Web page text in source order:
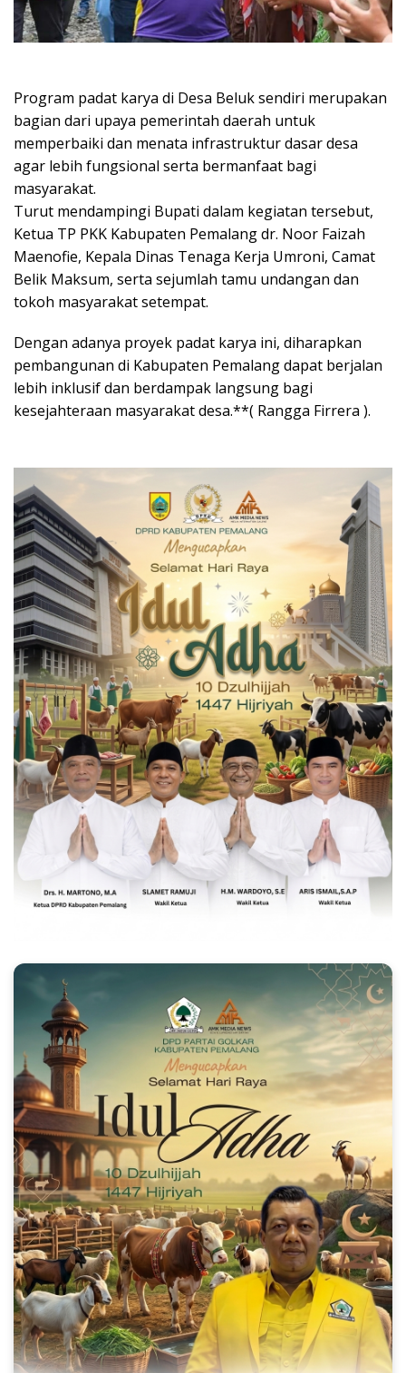
Program padat karya di Desa Beluk sendiri merupakan
bagian dari upaya pemerintah daerah untuk
memperbaiki dan menata infrastruktur dasar desa
agar lebih fungsional serta bermanfaat bagi
masyarakat.
Turut mendampingi Bupati dalam kegiatan tersebut,
Ketua TP PKK Kabupaten Pemalang dr. Noor Faizah
Maenofie, Kepala Dinas Tenaga Kerja Umroni, Camat
Belik Maksum, serta sejumlah tamu undangan dan
tokoh masyarakat setempat.
Dengan adanya proyek padat karya ini, diharapkan
pembangunan di Kabupaten Pemalang dapat berjalan
lebih inklusif dan berdampak langsung bagi
kesejahteraan masyarakat desa.**( Rangga Firrera ).